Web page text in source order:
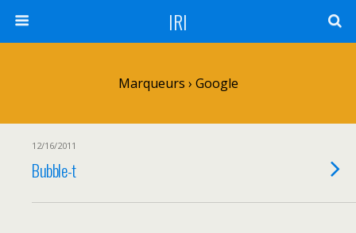
IRI
Marqueurs › Google
12/16/2011
Bubble-t